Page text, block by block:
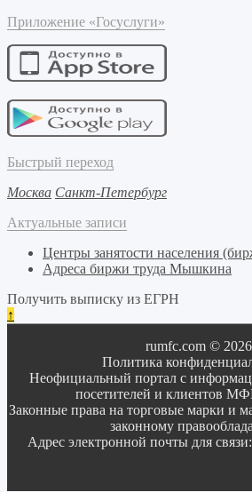
Приложение «Госуслуги»
Быстрый переход
Москва Санкт-Петербург
Актуальные записи
Центры занятости населения
Адреса биржи труда Мышкина
Получить выписку из ЕГРН
↑
rumfc.com © 2026
Политика
Неофициальный портал с
посетителей и клиентов
Законные права на торговые марки и
законному
Адрес электронной почты для связи: